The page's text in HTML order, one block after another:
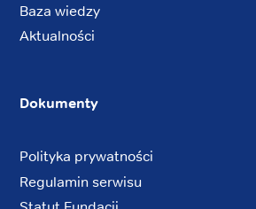
Baza wiedzy
Aktualności
Dokumenty
Polityka prywatności
Regulamin serwisu